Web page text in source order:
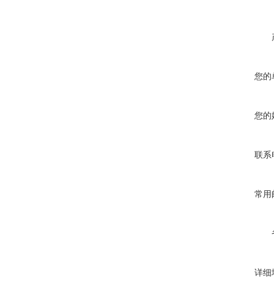
您的
您的
联系
常用
详细